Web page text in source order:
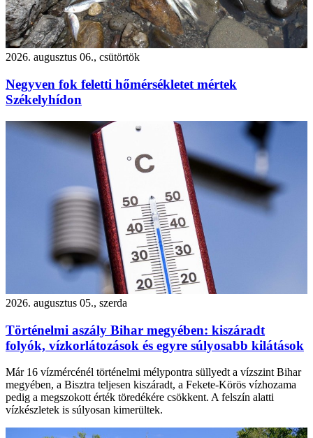
2026. augusztus 06., csütörtök
Negyven fok feletti hőmérsékletet mértek
Székelyhídon
2026. augusztus 05., szerda
Történelmi aszály Bihar megyében: kiszáradt
folyók, vízkorlátozások és egyre súlyosabb kilátások
Már 16 vízmércénél történelmi mélypontra süllyedt a vízszint Bihar
megyében, a Bisztra teljesen kiszáradt, a Fekete-Körös vízhozama
pedig a megszokott érték töredékére csökkent. A felszín alatti
vízkészletek is súlyosan kimerültek.